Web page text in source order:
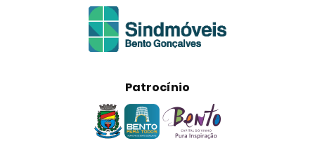
Patrocínio